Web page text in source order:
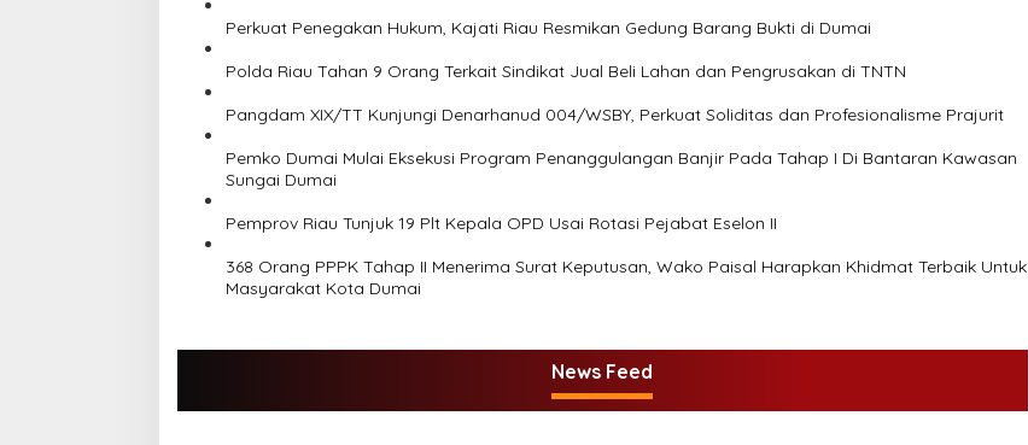
i
p
o
s
Perkuat Penegakan Hukum, Kajati Riau Resmikan Gedung Barang Bukti di Dumai
Polda Riau Tahan 9 Orang Terkait Sindikat Jual Beli Lahan dan Pengrusakan di TNTN
Pangdam XIX/TT Kunjungi Denarhanud 004/WSBY, Perkuat Soliditas dan Profesionalisme Prajurit
Pemko Dumai Mulai Eksekusi Program Penanggulangan Banjir Pada Tahap I Di Bantaran Kawasan
Sungai Dumai
Pemprov Riau Tunjuk 19 Plt Kepala OPD Usai Rotasi Pejabat Eselon II
368 Orang PPPK Tahap II Menerima Surat Keputusan, Wako Paisal Harapkan Khidmat Terbaik Untuk
Masyarakat Kota Dumai
News Feed